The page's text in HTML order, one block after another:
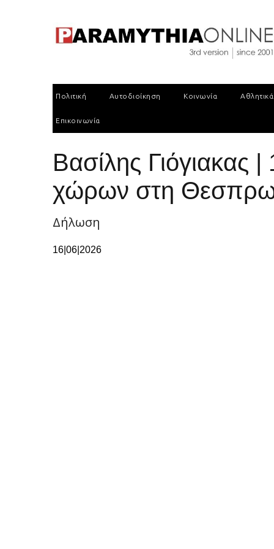
Πολιτική Αυτοδιοίκηση Κοινωνία Αθλητικά
Επικοινωνία
Βασίλης Γιόγιακας
χώρων στη
Δήλωση
16|06|2026